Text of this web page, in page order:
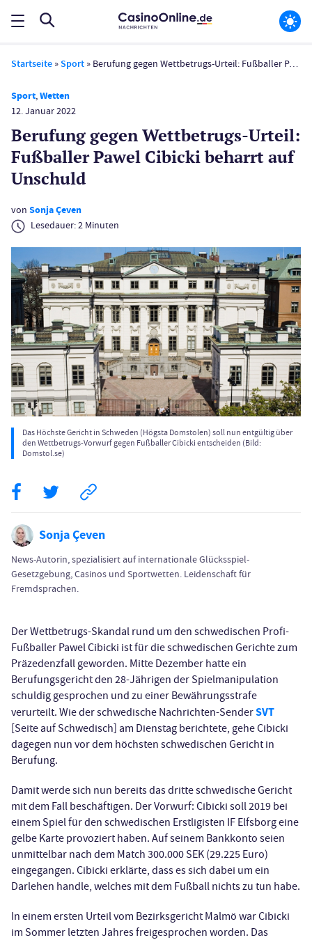
Startseite »Sport » Berufung gegen Wettbetrugs-Urteil: Fußballer Pawel Cibicki beharrt auf Unschuld
Sport,Wetten
12. Januar 2022
Berufung gegen Wettbetrugs-Urteil:
Fußballer Pawel Cibicki beharrt auf
Unschuld
von Sonja Çeven
Lesedauer:2 Minuten
Das Höchste Gericht in Schweden (Högsta Domstolen) soll nun entgültig über
den Wettbetrugs-Vorwurf gegen Fußballer Cibicki entscheiden (Bild:
Domstol.se)
Sonja Çeven
News-Autorin, spezialisiert auf internationale Glücksspiel-
Gesetzgebung, Casinos und Sportwetten. Leidenschaft für
Fremdsprachen.
Der Wettbetrugs-Skandal rund um den schwedischen Profi-
Fußballer Pawel Cibicki ist für die schwedischen Gerichte zum
Präzedenzfall geworden. Mitte Dezember hatte ein
Berufungsgericht den 28-Jährigen der Spielmanipulation
schuldig gesprochen und zu einer Bewährungsstrafe
verurteilt. Wie der schwedische Nachrichten-SenderSVT
[Seite auf Schwedisch] am Dienstag berichtete, gehe Cibicki
dagegen nun vor dem höchsten schwedischen Gericht in
Berufung.
Damit werde sich nun bereits das dritte schwedische Gericht
mit dem Fall beschäftigen. Der Vorwurf: Cibicki soll 2019 bei
einem Spiel für den schwedischen Erstligisten IF Elfsborg eine
gelbe Karte provoziert haben. Auf seinem Bankkonto seien
unmittelbar nach dem Match 300.000 SEK (29.225 Euro)
eingegangen. Cibicki erklärte, dass es sich dabei um ein
Darlehen handle, welches mit dem Fußball nichts zu tun habe.
In einem ersten Urteil vom Bezirksgericht Malmö war Cibicki
im Sommer letzten Jahres freigesprochen worden. Das